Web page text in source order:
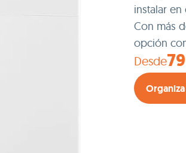
Desde
instalar
Con más
opción